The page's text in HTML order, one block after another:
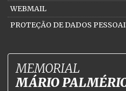
WEBMAIL
PROTEÇÃO DE DADOS
MEMORIAL
MÁRIO